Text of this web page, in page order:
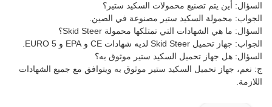
السؤال: أين يتم تصنيع محمولات السكيد ستير؟
الجواب: محمولة السكيد ستير مصنوعة في الصين.
السؤال: ما هي الشهادات التي تمتلكها محمولة Skid Steer؟
الجواب: جهاز تحميل Skid Steer لديه شهادات CE و EPA و EURO 5.
السؤال: هل جهاز تحميل السكيد ستير موثوق به؟
ج: نعم، جهاز تحميل السكيد ستير موثوق به ويتوافق مع جميع الشهادات
اللازمة.